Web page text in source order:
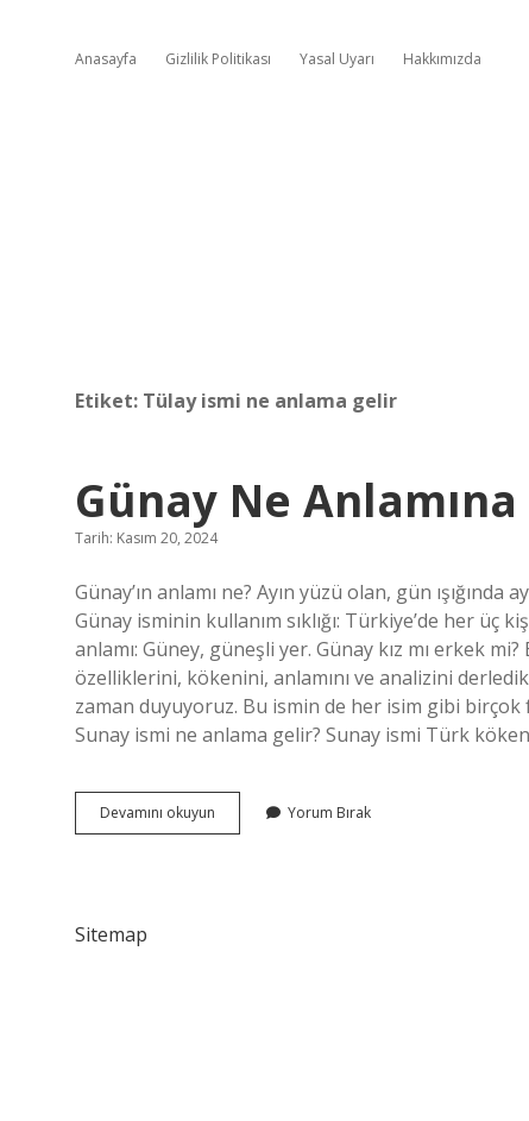
Anasayfa Gizlilik Politikası Yasal Uyarı Hakkımızda
Etiket: Tülay ismi ne anlama gelir
Günay Ne
Tarih: Kasım 20, 2024
Günay’ın anlamı ne? Ayın yüzü olan, gün
Günay isminin kullanım sıklığı: Türkiye’de her üç
anlamı: Güney, güneşli yer. Günay kız mı erkek
özelliklerini, kökenini, anlamını ve analizini
zaman duyuyoruz. Bu ismin de her isim gibi
Sunay ismi ne anlama gelir? Sunay ismi Türk
Devamını okuyun
Ne
Yorum Bırak
Sitemap